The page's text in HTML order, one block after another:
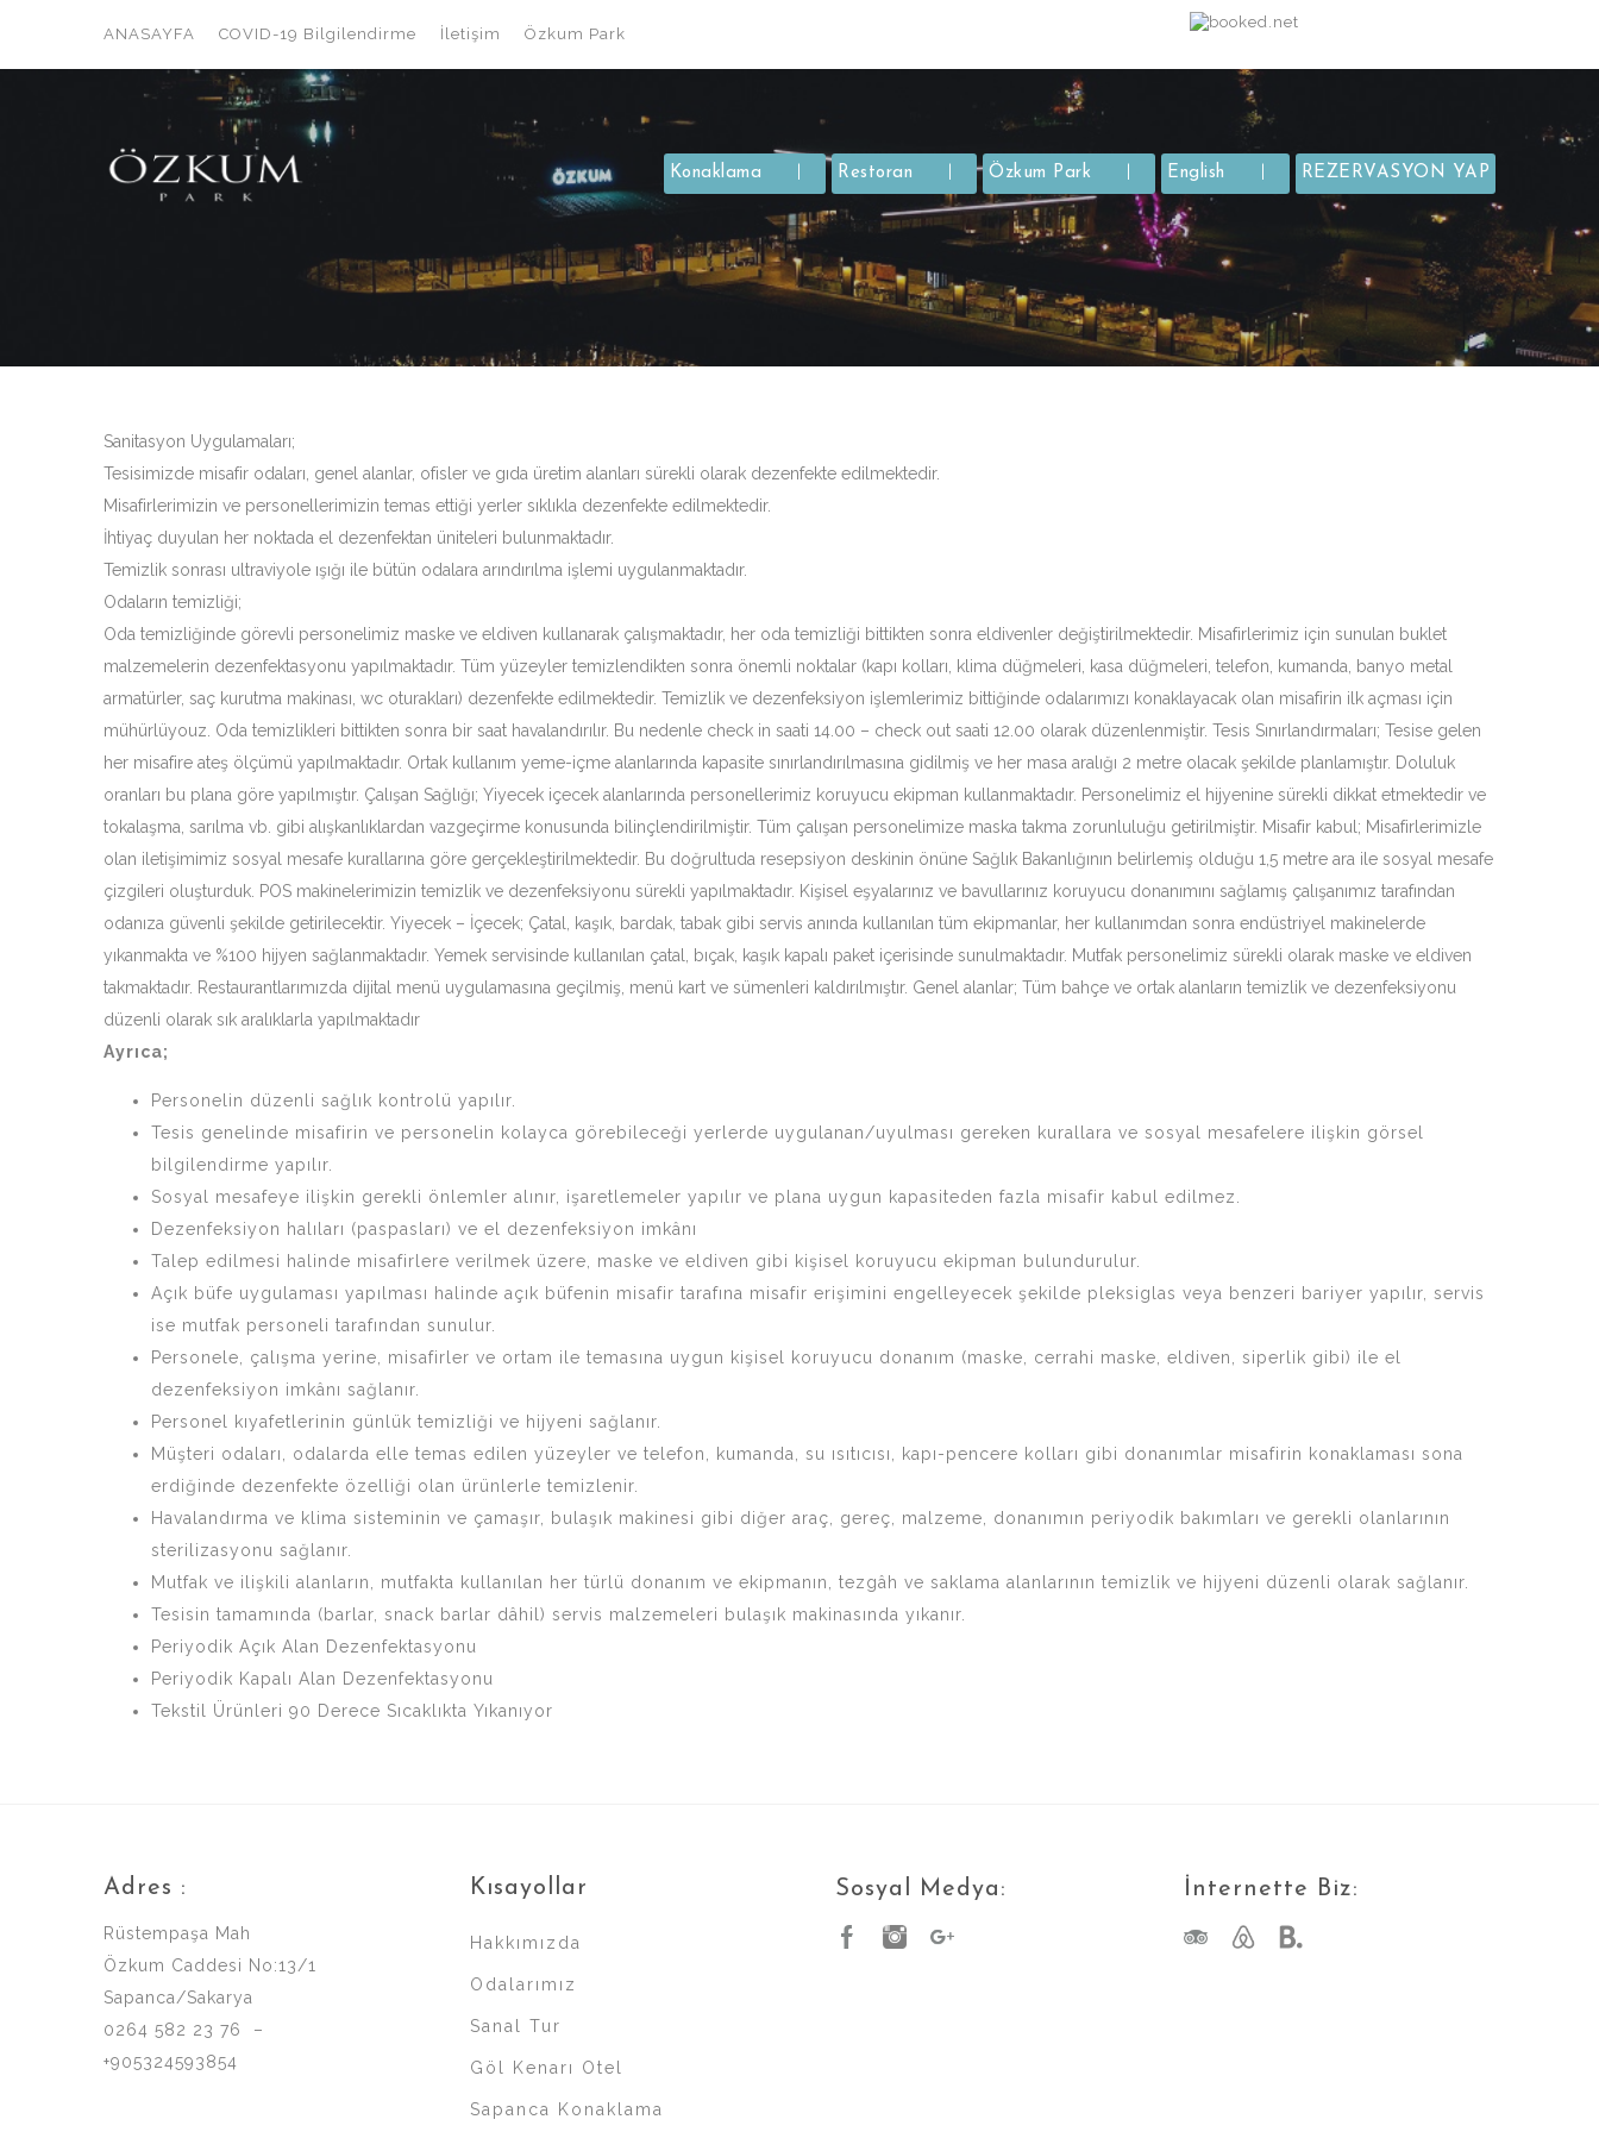
ANASAYFA COVID-19 Bilgilendirme İletişim Özkum Park
Konaklama Restoran Özkum Park English REZERVASYON YAP
Sanitasyon Uygulamaları;
Tesisimizde misafir odaları, genel alanlar, ofisler ve gıda üretim alanları sürekli olarak dezenfekte edilmektedir.
Misafirlerimizin ve personellerimizin temas ettiği yerler sıklıkla dezenfekte edilmektedir.
İhtiyaç duyulan her noktada el dezenfektan üniteleri bulunmaktadır.
Temizlik sonrası ultraviyole ışığı ile bütün odalara arındırılma işlemi uygulanmaktadır.
Odaların temizliği;
Oda temizliğinde görevli personelimiz maske ve eldiven kullanarak çalışmaktadır, her oda temizliği bittikten sonra eldivenler değiştirilmektedir. Misafirlerimiz için sunulan buklet
malzemelerin dezenfektasyonu yapılmaktadır. Tüm yüzeyler temizlendikten sonra önemli noktalar (kapı kolları, klima düğmeleri, kasa düğmeleri, telefon, kumanda, banyo metal
armatürler, saç kurutma makinası, wc oturakları) dezenfekte edilmektedir. Temizlik ve dezenfeksiyon işlemlerimiz bittiğinde odalarımızı konaklayacak olan misafirin ilk açması için
mühürlüyouz. Oda temizlikleri bittikten sonra bir saat havalandırılır. Bu nedenle check in saati 14.00 – check out saati 12.00 olarak düzenlenmiştir. Tesis Sınırlandırmaları; Tesise gelen
her misafire ateş ölçümü yapılmaktadır. Ortak kullanım yeme-içme alanlarında kapasite sınırlandırılmasına gidilmiş ve her masa aralığı 2 metre olacak şekilde planlamıştır. Doluluk
oranları bu plana göre yapılmıştır. Çalışan Sağlığı; Yiyecek içecek alanlarında personellerimiz koruyucu ekipman kullanmaktadır. Personelimiz el hijyenine sürekli dikkat etmektedir ve
tokalaşma, sarılma vb. gibi alışkanlıklardan vazgeçirme konusunda bilinçlendirilmiştir. Tüm çalışan personelimize maska takma zorunluluğu getirilmiştir. Misafir kabul; Misafirlerimizle
olan iletişimimiz sosyal mesafe kurallarına göre gerçekleştirilmektedir. Bu doğrultuda resepsiyon deskinin önüne Sağlık Bakanlığının belirlemiş olduğu 1,5 metre ara ile sosyal mesafe
çizgileri oluşturduk. POS makinelerimizin temizlik ve dezenfeksiyonu sürekli yapılmaktadır. Kişisel eşyalarınız ve bavullarınız koruyucu donanımını sağlamış çalışanımız tarafından
odanıza güvenli şekilde getirilecektir. Yiyecek – İçecek; Çatal, kaşık, bardak, tabak gibi servis anında kullanılan tüm ekipmanlar, her kullanımdan sonra endüstriyel makinelerde
yıkanmakta ve %100 hijyen sağlanmaktadır. Yemek servisinde kullanılan çatal, bıçak, kaşık kapalı paket içerisinde sunulmaktadır. Mutfak personelimiz sürekli olarak maske ve eldiven
takmaktadır. Restaurantlarımızda dijital menü uygulamasına geçilmiş, menü kart ve sümenleri kaldırılmıştır. Genel alanlar; Tüm bahçe ve ortak alanların temizlik ve dezenfeksiyonu
düzenli olarak sık aralıklarla yapılmaktadır
Ayrıca;
Personelin düzenli sağlık kontrolü yapılır.
Tesis genelinde misafirin ve personelin kolayca görebileceği yerlerde uygulanan/uyulması gereken kurallara ve sosyal mesafelere ilişkin görsel
bilgilendirme yapılır.
Sosyal mesafeye ilişkin gerekli önlemler alınır, işaretlemeler yapılır ve plana uygun kapasiteden fazla misafir kabul edilmez.
Dezenfeksiyon halıları (paspasları) ve el dezenfeksiyon imkânı
Talep edilmesi halinde misafirlere verilmek üzere, maske ve eldiven gibi kişisel koruyucu ekipman bulundurulur.
Açık büfe uygulaması yapılması halinde açık büfenin misafir tarafına misafir erişimini engelleyecek şekilde pleksiglas veya benzeri bariyer yapılır, servis
ise mutfak personeli tarafından sunulur.
Personele, çalışma yerine, misafirler ve ortam ile temasına uygun kişisel koruyucu donanım (maske, cerrahi maske, eldiven, siperlik gibi) ile el
dezenfeksiyon imkânı sağlanır.
Personel kıyafetlerinin günlük temizliği ve hijyeni sağlanır.
Müşteri odaları, odalarda elle temas edilen yüzeyler ve telefon, kumanda, su ısıtıcısı, kapı-pencere kolları gibi donanımlar misafirin konaklaması sona
erdiğinde dezenfekte özelliği olan ürünlerle temizlenir.
Havalandırma ve klima sisteminin ve çamaşır, bulaşık makinesi gibi diğer araç, gereç, malzeme, donanımın periyodik bakımları ve gerekli olanlarının
sterilizasyonu sağlanır.
Mutfak ve ilişkili alanların, mutfakta kullanılan her türlü donanım ve ekipmanın, tezgâh ve saklama alanlarının temizlik ve hijyeni düzenli olarak sağlanır.
Tesisin tamamında (barlar, snack barlar dâhil) servis malzemeleri bulaşık makinasında yıkanır.
Periyodik Açık Alan Dezenfektasyonu
Periyodik Kapalı Alan Dezenfektasyonu
Tekstil Ürünleri 90 Derece Sıcaklıkta Yıkanıyor
Adres :
Rüstempaşa Mah
Özkum Caddesi No:13/1
Sapanca/Sakarya
0264 582 23 76 –
+905324593854
Kısayollar
Hakkımızda
Odalarımız
Sanal Tur
Göl Kenarı Otel
Sapanca Konaklama
Sosyal Medya: İnternette Biz: